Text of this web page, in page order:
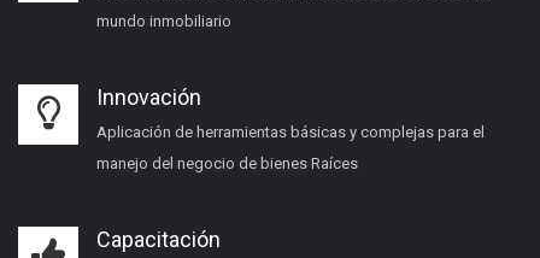
mundo inmobiliario
Innovación
Aplicación de herramientas básicas y complejas para el
manejo del negocio de bienes Raíces
Capacitación